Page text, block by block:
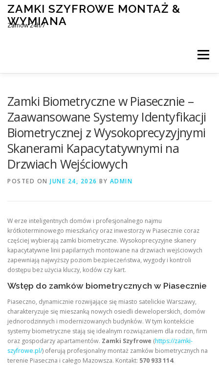
Skip
content
ZAMKI SZYFROWE MONTAŻ &
WYMIANA
Zamów 24h/7
Menu
BLOG KONTAKT
Zamki Biometryczne w Piasecznie –
Zaawansowane Systemy Identyfikacji
Biometrycznej z Wysokoprecyzyjnymi
Skanerami Kapacytatywnymi na
Drzwiach Wejściowych
POSTED ON JUNE 24, 2026 BY ADMIN
W erze inteligentnych domów i profesjonalnego najmu
krótkoterminowego mieszkańcy oraz inwestorzy w Piasecznie coraz
częściej wybierają zamki biometryczne. Wysokoprecyzyjne skanery
kapacytatywne linii papilarnych montowane na drzwiach wejściowych
zapewniają najwyższy poziom bezpieczeństwa, wygody i kontroli
dostępu bez użycia kluczy, kodów czy kart.
Wstęp do zamków biometrycznych w Piasecznie
Piaseczno, dynamicznie rozwijające się miasto satelickie Warszawy,
charakteryzuje się mieszanką nowych osiedli deweloperskich, domów
jednorodzinnych i modernizowanych budynków. W tym kontekście
systemy biometryczne stają się idealnym rozwiązaniem dla rodzin, firm
oraz gospodarzy apartamentów. Zamki Szyfrowe (https://zamki-
szyfrowe.pl/) oferują profesjonalny montaż zamków biometrycznych na
terenie Piaseczna i całego Mazowsza. Kontakt: 570 933 114.